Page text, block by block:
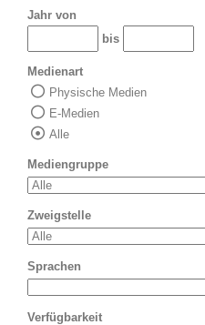
Jahr von
bis
Medienart
Physische Medien
E-Medien
Alle
Mediengruppe
Zweigstelle
Sprachen
Verfügbarkeit